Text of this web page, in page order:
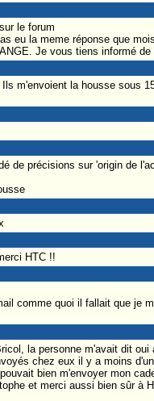
le forum
eu la meme réponse que
Je vous tiens informé de
m'envoient la housse sous
de précisions sur 'origin de
HTC !!
comme quoi il fallait que je
la personne m'avait dit oui
chez eux il y a moins
bien m'envoyer mon
et merci aussi bien sûr à